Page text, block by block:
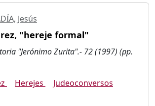
Jesús
"hereje formal"
"Jerónimo Zurita".- 72 (1997) (pp.
Herejes
Judeoconversos